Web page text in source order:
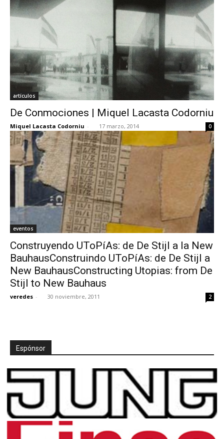
artículos
De Conmociones | Miquel Lacasta Codorniu
Miquel Lacasta Codorniu - 17 marzo, 2014 0
eventos
Construyendo UToPíAs: de De Stijl a la New
BauhausConstruindo UToPíAs: de De Stijl a
New BauhausConstructing Utopias: from De
Stijl to New Bauhaus
veredes - 30 noviembre, 2011 2
Espónsor